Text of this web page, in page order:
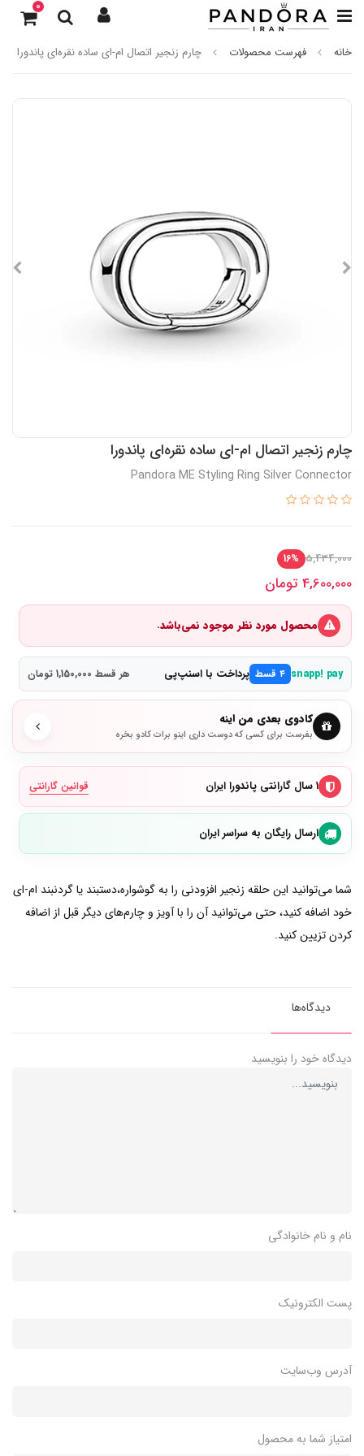
0
خانه فهرست محصولات چارم زنجیر اتصال ام-ای ساده نقره‌‌ای پاندورا
چارم زنجیر اتصال ام-ای ساده نقره‌‌ای پاندورا
Pandora ME Styling Ring Silver Connector
5,434,000
16%
4,600,000 تومان
محصول مورد نظر موجود نمی‌باشد.
snapp! pay ۴ قسط پرداخت با اسنپ‌پی هر قسط 1,150,000 تومان
کادوی بعدی من اینه
بفرست برای کسی که دوست داری اینو برات کادو بخره
۱ سال گارانتی پاندورا ایران قوانین گارانتی
ارسال رایگان به سراسر ایران
شما می‌توانید این حلقه زنجیر افزودنی را به گوشواره،دستبند یا گردنبند ام-ای
خود اضافه کنید، حتی می‌توانید آن را با آویز و چارم‌های دیگر قبل از اضافه
کردن تزیین کنید.
دیدگاه‌ها
دیدگاه خود را بنویسید
نام و نام خانوادگی
پست الکترونیک
آدرس وب‌سایت
امتیاز شما به محصول